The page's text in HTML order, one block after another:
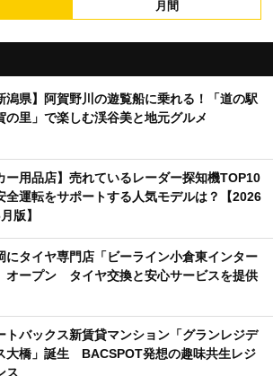
月間
潟県】阿賀野川の遊覧船に乗れる！「道の駅
の里」で楽しむ渓谷美と地元グルメ
ー用品店】売れているレーダー探知機TOP10
全運転をサポートする人気モデルは？【2026
版】
にタイヤ専門店「ビーライン小倉東インター
オープン タイヤ交換と安心サービスを提供
トバックス新賃貸マンション「グランレジデ
大橋」誕生 BACSPOT発想の趣味共生レジ
ス